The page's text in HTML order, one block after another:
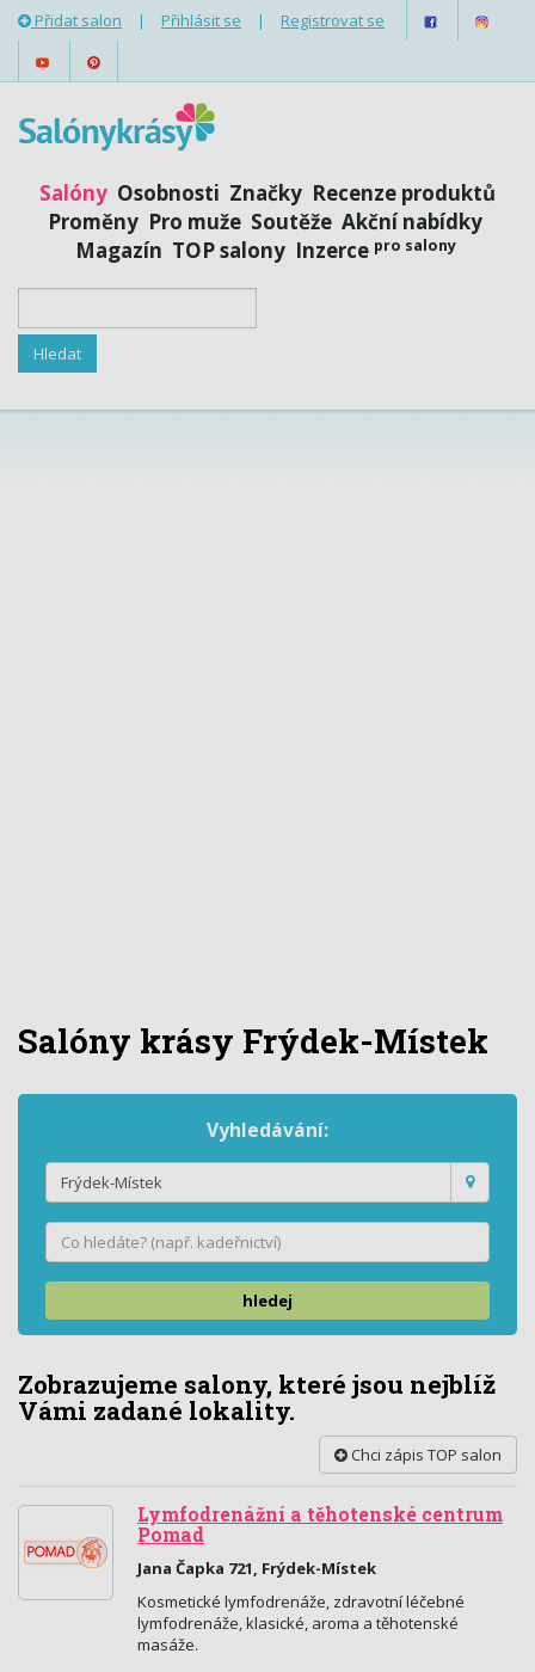
Přidat salon | Přihlásit se | Registrovat se
Salóny Osobnosti Značky Recenze produktů
Proměny Pro muže Soutěže Akční nabídky
Magazín TOP salony Inzerce pro salony
Salóny krásy Frýdek-Místek
Vyhledávání:
hledej
Zobrazujeme salony, které jsou nejblíž
Vámi zadané lokality.
Chci zápis TOP salon
Lymfodrenážní a těhotenské centrum
Pomad
Jana Čapka 721, Frýdek-Místek
Kosmetické lymfodrenáže, zdravotní léčebné
lymfodrenáže, klasické, aroma a těhotenské
masáže.